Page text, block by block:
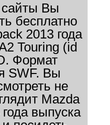
Вы
бесплатно
2013 года
Touring (id
Формат
SWF. Вы
не
Mazda
выпуска